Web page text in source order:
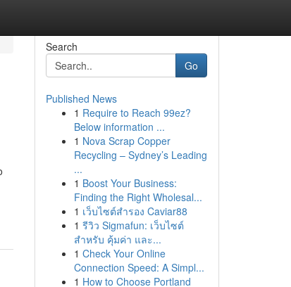
Search
Go
Published News
1 Require to Reach 99ez?
Below information ...
1 Nova Scrap Copper
Recycling – Sydney’s Leading
...
1 Boost Your Business:
Finding the Right Wholesal...
1 เว็บไซต์สำรอง Caviar88
1 รีวิว Sigmafun: เว็บไซต์
สำหรับ คุ้มค่า และ...
1 Check Your Online
Connection Speed: A Simpl...
1 How to Choose Portland